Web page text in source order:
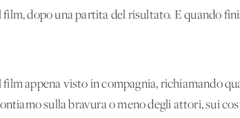
dopo una partita del risultato. E quando
appena visto in compagnia, richiamando
sulla bravura o meno degli attori, sui